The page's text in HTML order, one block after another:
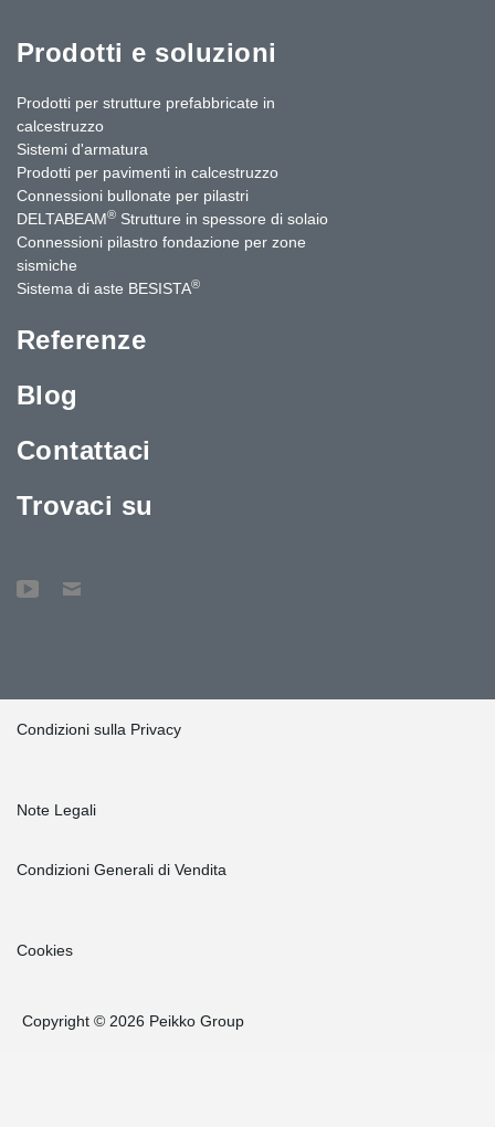
Prodotti e soluzioni
Prodotti per strutture prefabbricate in
calcestruzzo
Sistemi d'armatura
Prodotti per pavimenti in calcestruzzo
Connessioni bullonate per pilastri
DELTABEAM® Strutture in spessore di solaio
Connessioni pilastro fondazione per zone
sismiche
Sistema di aste BESISTA®
Referenze
Blog
Contattaci
Trovaci su
Condizioni sulla Privacy
Note Legali
Condizioni Generali di Vendita
Cookies
Copyright © 2026 Peikko Group